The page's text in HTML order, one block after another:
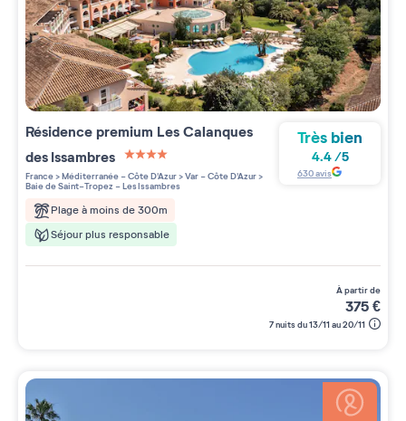
Résidence premium Les Calanques
des Issambres
4 étoiles sur 5
France>Méditerranée - Côte D'Azur>Var - Côte D'Azur>
Baie de Saint-Tropez - Les Issambres
Plage à moins de 300m
Séjour plus responsable
Très bien
4.4 /5
630avis
à partir de
375€
7 nuits du 13/11 au 20/11